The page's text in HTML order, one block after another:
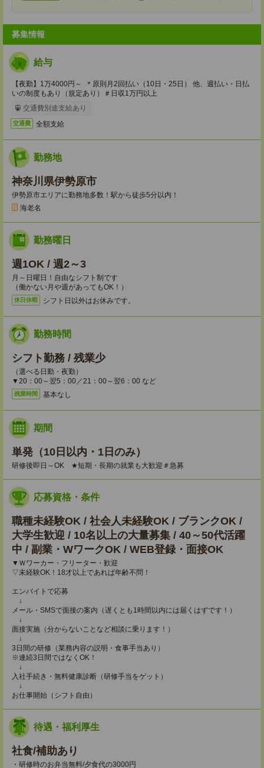
募集情報
給与
【夜勤】1万4000円～ ＊原則月2回払い（10日・25日） 他、週払い・日払
いの制度もあり（規定あり）＃日収1万円以上
交通費別途支給あり
交通費 全額支給
勤務地
神奈川県伊勢原市
伊勢原市エリアに勤務地多数！駅から徒歩5分以内！
海老名
勤務曜日
週1OK / 週2～3
月～日曜日！自由なシフト制です
（働かない月や週があってもOK！）
休日休暇 シフト日以外はお休みです。
勤務時間
シフト勤務 / 残業少
（選べる日勤・夜勤）
▼20：00～翌5：00／21：00～翌6：00 など
残業時間 基本なし
期間
単発（10日以内・1日のみ）
研修後即日～OK ★短期・長期の就業も大歓迎＃急募
応募資格・条件
職種未経験OK / 社会人未経験OK / ブランクOK /
大学生歓迎 / 10名以上の大量募集 / 40～50代活躍
中 / 副業・WワークOK / WEB登録・面接OK
▼Ｗワーカー・フリーター・歓迎
▽未経験OK！18才以上であれば年齢不問！
エンバイトで応募
↓
メール・SMSで面接の案内（遅くとも1時間以内には届くはずです！）
↓
面接実施（分からないことなど相談に乗ります！）
↓
3日間の研修（業務内容の説明・食事手当あり）
※連続3日間ではなくOK！
↓
入社手続き・無料健康診断（研修手当をゲット）
↓
お仕事開始（シフト自由）
待遇・福利厚生
社食/補助あり
・研修時のお弁当無料/夕食代の3000円